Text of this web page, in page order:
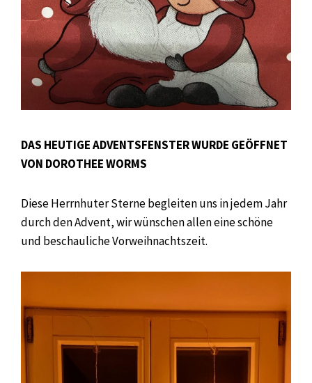
DAS HEUTIGE ADVENTSFENSTER WURDE GEÖFFNET
VON DOROTHEE WORMS
Diese Herrnhuter Sterne begleiten uns in jedem Jahr
durch den Advent, wir wünschen allen eine schöne
und beschauliche Vorweihnachtszeit.